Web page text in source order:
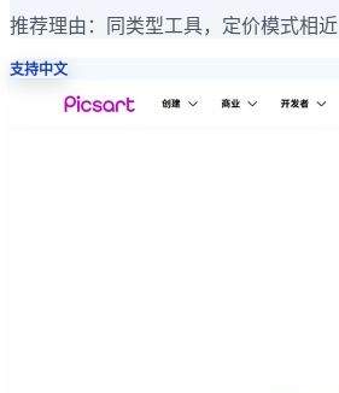
推荐理由： 同类型工具，定价模式相近
支持中文